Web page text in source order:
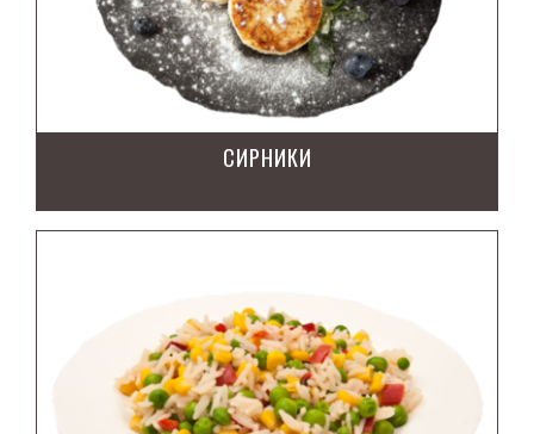
СИРНИКИ